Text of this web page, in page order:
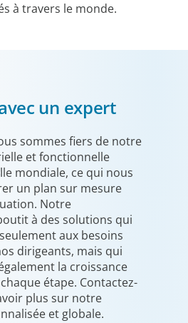
à travers le monde.
un expert
sommes fiers de notre
et fonctionnelle
mondiale, ce qui nous
un plan sur mesure
Notre
à des solutions qui
aux besoins
dirigeants, mais qui
la croissance
étape. Contactez-
plus sur notre
et globale.